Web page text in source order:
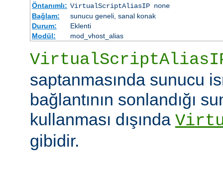
Öntanımlı: VirtualScriptAliasIP none
Bağlam:
sunucu geneli, sanal konak
Durum:
Eklenti
Modül:
mod_vhost_alias
saptanmasında sunucu
bağlantının sonlandığı
kullanması dışında
gibidir.